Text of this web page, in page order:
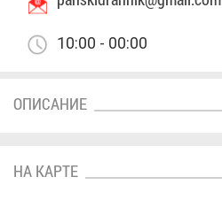
10:00 - 00:00
ОПИ­СА­НИЕ
НА КАР­ТЕ